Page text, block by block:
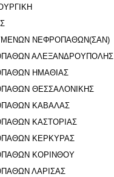
ΝΕΦΡΟΠΑΘΩΝ(ΣΑΝ)
ΑΛΕΞΑΝΔΡΟΥΠΟΛΗΣ
ΗΜΑΘΙΑΣ
ΘΕΣΣΑΛΟΝΙΚΗΣ
ΚΑΒΑΛΑΣ
ΚΑΣΤΟΡΙΑΣ
ΚΕΡΚΥΡΑΣ
ΚΟΡΙΝΘΟΥ
ΛΑΡΙΣΑΣ